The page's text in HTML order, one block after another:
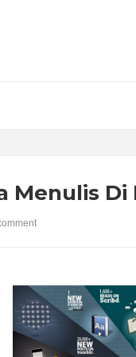
Menulis Di